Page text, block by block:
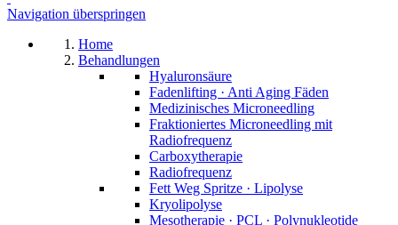
Navigation überspringen
Home
Behandlungen
Hyaluronsäure
Fadenlifting · Anti Aging Fäden
Medizinisches Microneedling
Fraktioniertes Microneedling mit
Radiofrequenz
Carboxytherapie
Radiofrequenz
Fett Weg Spritze · Lipolyse
Kryolipolyse
Mesotherapie · PCL · Polynukleotide